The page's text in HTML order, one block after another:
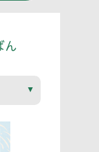
ん